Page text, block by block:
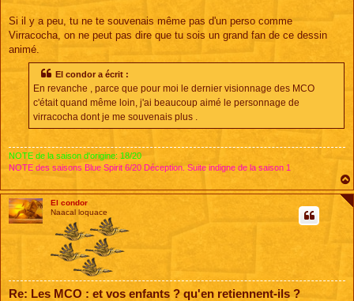
g
Si il y a peu, tu ne te souvenais même pas d'un perso comme
Virracocha, on ne peut pas dire que tu sois un grand fan de ce dessin
animé.
El condor a écrit :
En revanche , parce que pour moi le dernier visionnage des MCO
c'était quand même loin, j'ai beaucoup aimé le personnage de
virracocha dont je me souvenais plus .
NOTE de la saison d'origine: 18/20
NOTE des saisons Blue Spirit 6/20 Déception. Suite indigne de la saison 1
El condor
Naacal loquace
Re: Les MCO : et vos enfants ? qu'en retiennent-ils ?